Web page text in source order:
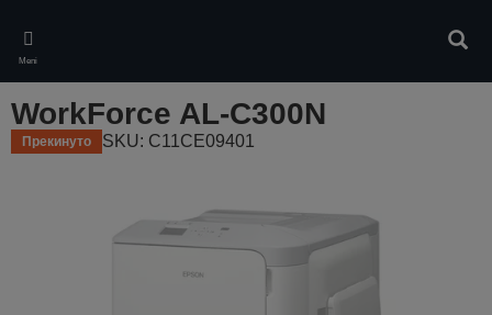
main
content
Meni
WorkForce AL-C300N
Прекинуто SKU: C11CE09401